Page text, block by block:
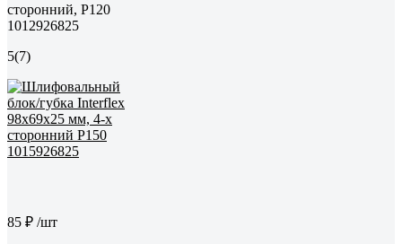
сторонний, Р120
1012926825
5(7)
85 ₽ /шт